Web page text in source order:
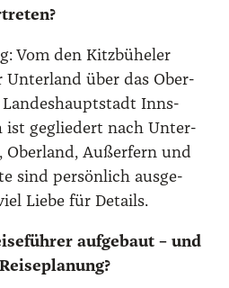
Vom den Kitz­bü­he­ler
Unter­land über das Ober­
Inns­
ist geglie­dert nach Unter­
Ober­land, Außer­fern und
sind per­sön­lich aus­ge­
Lie­be für Details.
auf­ge­baut – und